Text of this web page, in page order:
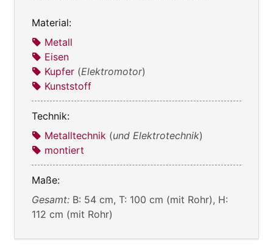
Material:
Metall
Eisen
Kupfer (Elektromotor)
Kunststoff
Technik:
Metalltechnik (und Elektrotechnik)
montiert
Maße:
Gesamt: B: 54 cm, T: 100 cm (mit Rohr), H:
112 cm (mit Rohr)